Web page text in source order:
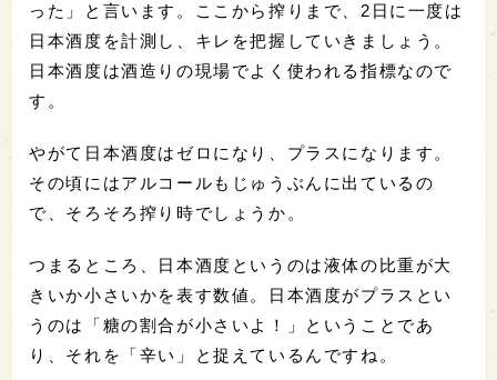
った」と言います。ここから搾りまで、2日に一度は
日本酒度を計測し、キレを把握していきましょう。
日本酒度は酒造りの現場でよく使われる指標なので
す。
やがて日本酒度はゼロになり、プラスになります。
その頃にはアルコールもじゅうぶんに出ているの
で、そろそろ搾り時でしょうか。
つまるところ、日本酒度というのは液体の比重が大
きいか小さいかを表す数値。日本酒度がプラスとい
うのは「糖の割合が小さいよ！」ということであ
り、それを「辛い」と捉えているんですね。